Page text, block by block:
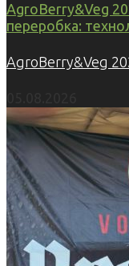
AgroBerry&Veg
переробка:
AgroBerry&Veg